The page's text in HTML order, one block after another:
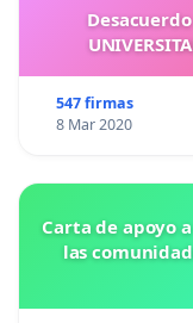
547 firmas
8 Mar 2020
Carta de apoyo
las